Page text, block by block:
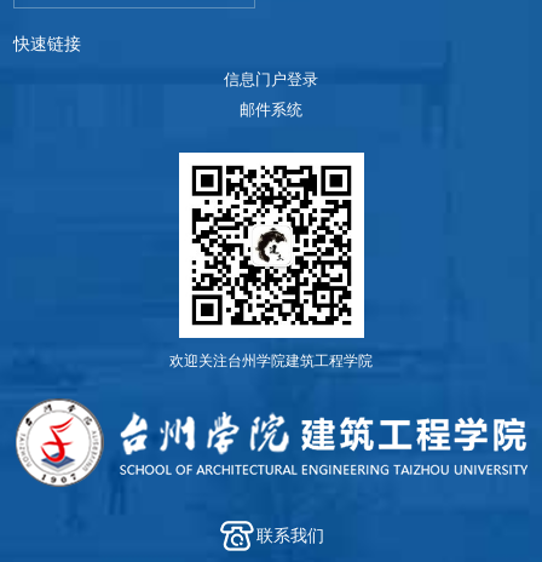
快速链接
信息门户登录
邮件系统
欢迎关注台州学院建筑工程学院
联系我们